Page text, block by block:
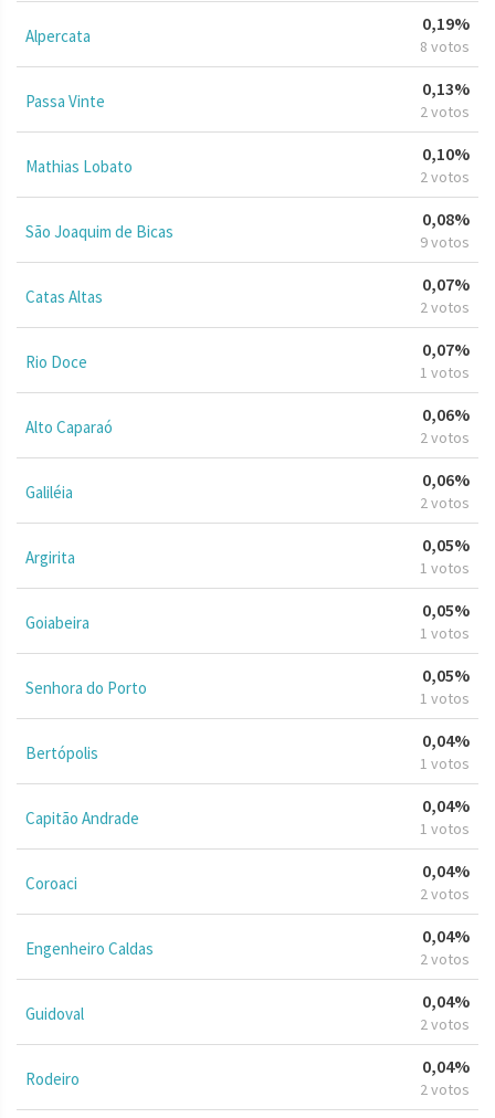
Alpercata
0,19%
8 votos
Passa Vinte
0,13%
2 votos
Mathias Lobato
0,10%
2 votos
São Joaquim de Bicas
0,08%
9 votos
Catas Altas
0,07%
2 votos
Rio Doce
0,07%
1 votos
Alto Caparaó
0,06%
2 votos
Galiléia
0,06%
2 votos
Argirita
0,05%
1 votos
Goiabeira
0,05%
1 votos
Senhora do Porto
0,05%
1 votos
Bertópolis
0,04%
1 votos
Capitão Andrade
0,04%
1 votos
Coroaci
0,04%
2 votos
Engenheiro Caldas
0,04%
2 votos
Guidoval
0,04%
2 votos
Rodeiro
0,04%
2 votos